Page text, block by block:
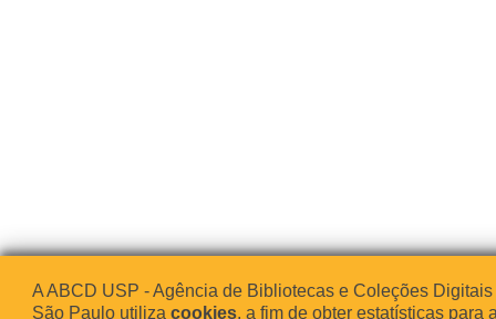
A ABCD USP - Agência de Bibliotecas e Coleções
São Paulo utiliza cookies, a fim de obter estatísticas para